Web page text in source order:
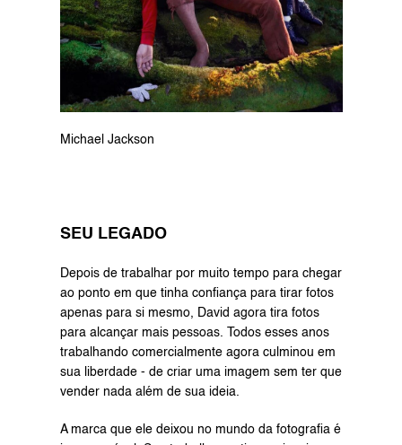
Michael Jackson
SEU LEGADO
Depois de trabalhar por muito tempo para chegar
ao ponto em que tinha confiança para tirar fotos
apenas para si mesmo, David agora tira fotos
para alcançar mais pessoas. Todos esses anos
trabalhando comercialmente agora culminou em
sua liberdade - de criar uma imagem sem ter que
vender nada além de sua ideia.
A marca que ele deixou no mundo da fotografia é